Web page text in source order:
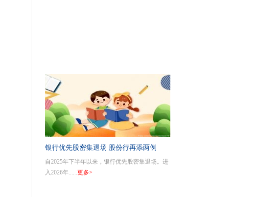
银行优先股密集退场 股份行再添两例
自2025年下半年以来，银行优先股密集退场。进
入2026年......更多>